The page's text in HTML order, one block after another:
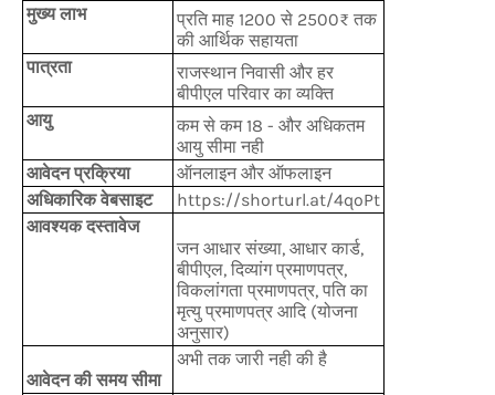
मुख्य लाभ
प्रति माह 1200 से 2500₹ तक
की आर्थिक सहायता
पात्रता
राजस्थान निवासी और हर
बीपीएल परिवार का व्यक्ति
आयु
कम से कम 18 - और अधिकतम
आयु सीमा नही
आवेदन प्रक्रिया
ऑनलाइन और ऑफलाइन
अधिकारिक वेबसाइट
https://shorturl.at/4qoPt
आवश्यक दस्तावेज
जन आधार संख्या, आधार कार्ड,
बीपीएल, दिव्यांग प्रमाणपत्र,
विकलांगता प्रमाणपत्र, पति का
मृत्यु प्रमाणपत्र आदि (योजना
अनुसार)
आवेदन की समय सीमा
अभी तक जारी नही की है